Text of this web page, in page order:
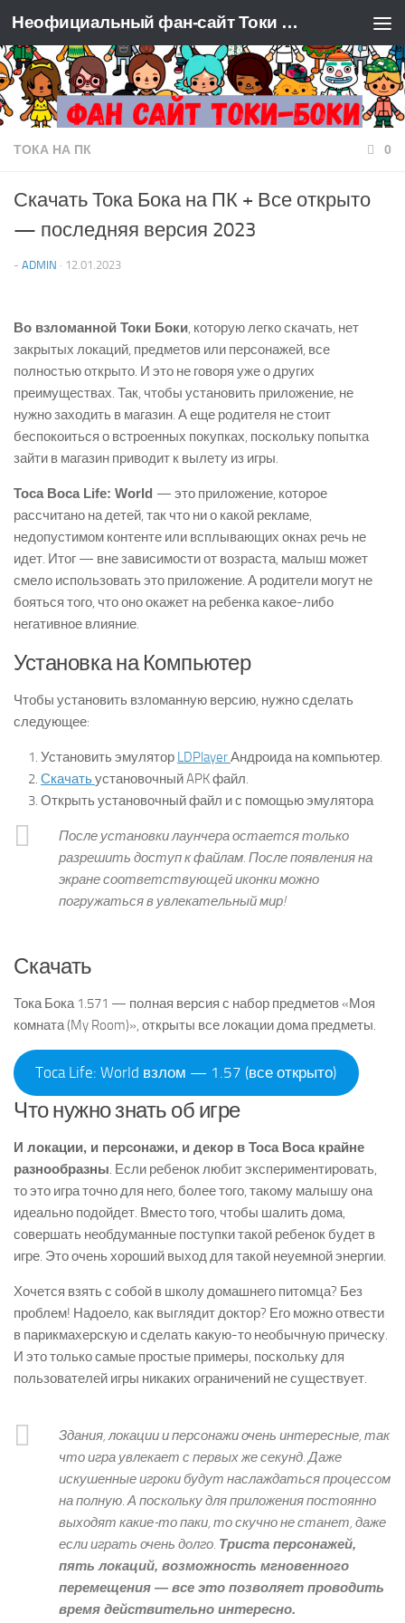
Перейти к содержимому Неофициальный фан-сайт Токи Боки
ТОКА НА ПК 0
Скачать Тока Бока на ПК + Все открыто
— последняя версия 2023
- ADMIN · 12.01.2023
Во взломанной Токи Боки, которую легко скачать, нет
закрытых локаций, предметов или персонажей, все
полностью открыто. И это не говоря уже о других
преимуществах. Так, чтобы установить приложение, не
нужно заходить в магазин. А еще родителя не стоит
беспокоиться о встроенных покупках, поскольку попытка
зайти в магазин приводит к вылету из игры.
Toca Boca Life: World — это приложение, которое
рассчитано на детей, так что ни о какой рекламе,
недопустимом контенте или всплывающих окнах речь не
идет. Итог — вне зависимости от возраста, малыш может
смело использовать это приложение. А родители могут не
бояться того, что оно окажет на ребенка какое-либо
негативное влияние.
Установка на Компьютер
Чтобы установить взломанную версию, нужно сделать
следующее:
Установить эмулятор LDPlayerАндроида на компьютер.
Скачатьустановочный APK файл.
Открыть установочный файл и с помощью эмулятора
После установки лаунчера остается только
разрешить доступ к файлам. После появления на
экране соответствующей иконки можно
погружаться в увлекательный мир!
Скачать
Тока Бока 1.571 — полная версия с набор предметов «Моя
комната (My Room)‎», открыты все локации дома предметы.
Toca Life: World взлом — 1.57 (все открыто)
Что нужно знать об игре
И локации, и персонажи, и декор в Toca Boca крайне
разнообразны . Если ребенок любит экспериментировать,
то это игра точно для него, более того, такому малышу она
идеально подойдет. Вместо того, чтобы шалить дома,
совершать необдуманные поступки такой ребенок будет в
игре. Это очень хороший выход для такой неуемной энергии.
Хочется взять с собой в школу домашнего питомца? Без
проблем! Надоело, как выглядит доктор? Его можно отвести
в парикмахерскую и сделать какую-то необычную прическу.
И это только самые простые примеры, поскольку для
пользователей игры никаких ограничений не существует.
Здания, локации и персонажи очень интересные, так
что игра увлекает с первых же секунд. Даже
искушенные игроки будут наслаждаться процессом
на полную. А поскольку для приложения постоянно
выходят какие-то паки, то скучно не станет, даже
если играть очень долго. Триста персонажей,
пять локаций, возможность мгновенного
перемещения — все это позволяет проводить
время действительно интересно.